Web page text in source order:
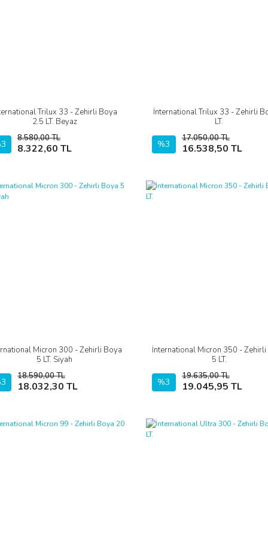
Trilux 33 - Zehirli Boya
2.5 LT. Beyaz
8.580,00 TL
8.322,60 TL
İncele
Sepete Ekle
İnternational Trilux 33 - Zehirli
LT.
%3
17.050,00 TL
16.538,50 TL
İncele
Sepete Ekle
Micron 300 - Zehirli Boya
5 LT. Siyah
18.590,00 TL
18.032,30 TL
İncele
Sepete Ekle
İnternational Micron 350 -
5 LT.
%3
19.635,00 TL
19.045,95 TL
İncele
Sepete Ekle